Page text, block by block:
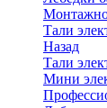
Тали
Назад
Тали
Мини